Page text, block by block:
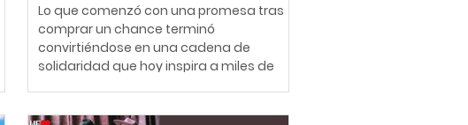
Lo que comenzó con una promesa tras
comprar un chance terminó
convirtiéndose en una cadena de
solidaridad que hoy inspira a miles de
conocido como "Panita", combina su